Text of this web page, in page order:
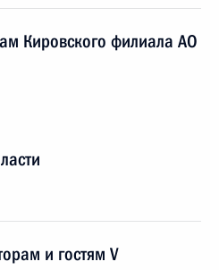
Кировского филиала АО
и гостям V